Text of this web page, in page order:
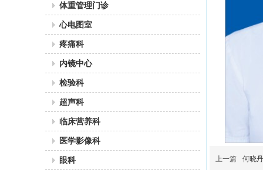
体重管理门诊
心电图室
疼痛科
内镜中心
检验科
超声科
临床营养科
医学影像科
眼科 上一篇 何晓丹